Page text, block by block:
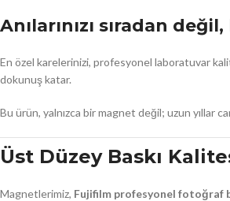
Anılarınızı sıradan
En özel karelerinizi, profesyonel laboratuvar
dokunuş katar.
Bu ürün, yalnızca bir magnet değil; uzun yıllar
Üst Düzey Baskı
Magnetlerimiz, Fujifilm profesyonel fotoğraf